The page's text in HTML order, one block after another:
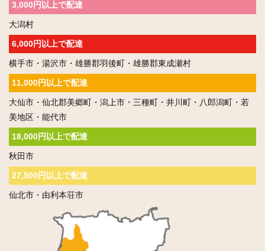
ン
3,000円以上で配達
大潟村
6,000円以上で配達
横手市・湯沢市・雄勝郡羽後町・雄勝郡東成瀬村
11,000円以上で配達
大仙市・仙北郡美郷町・潟上市・三種町・井川町・八郎潟町・若
美地区・能代市
18,000円以上で配達
秋田市
27,500円以上で配達
仙北市・由利本荘市